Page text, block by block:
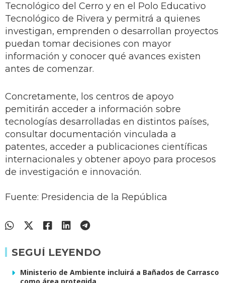
Tecnológico del Cerro y en el Polo Educativo
Tecnológico de Rivera y permitrá a quienes
investigan, emprenden o desarrollan proyectos
puedan tomar decisiones con mayor
información y conocer qué avances existen
antes de comenzar.
Concretamente, los centros de apoyo
pemitirán acceder a información sobre
tecnologías desarrolladas en distintos países,
consultar documentación vinculada a
patentes, acceder a publicaciones científicas
internacionales y obtener apoyo para procesos
de investigación e innovación.
Fuente: Presidencia de la República
SEGUÍ LEYENDO
Ministerio de Ambiente incluirá a Bañados de Carrasco